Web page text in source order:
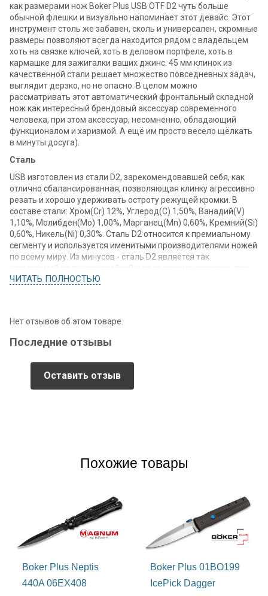
как размерами нож Boker Plus USB OTF D2 чуть больше
обычной флешки и визуально напоминает этот девайс. Этот
инструмент столь же забавен, сколь и универсален, скромные
размеры позволяют всегда находится рядом с владельцем
хоть на связке ключей, хоть в деловом портфеле, хоть в
кармашке для зажигалки ваших джинс. 45 мм клинок из
качественной стали решает множество повседневных задач,
выглядит дерзко, но не опасно. В целом можно
рассматривать этот автоматический фронтальный складной
нож как интересный брендовый аксессуар современного
человека, при этом аксессуар, несомненно, обладающий
функционалом и харизмой. А ещё им просто весело щёлкать
в минуты досуга).
Сталь
USB изготовлен из стали D2, зарекомендовавшей себя, как
отлично сбалансированная, позволяющая клинку агрессивно
резать и хорошо удерживать остроту режущей кромки. В
составе стали: Хром(Cr) 12%, Углерод(С) 1,50%, Ванадий(V)
1,10%, Молибден(Mo) 1,00%, Марганец(Mn) 0,60%, Кремний(Si)
0,60%, Никель(Ni) 0,30%. Сталь D2 относится к премиальному
сегменту и используется именитыми производителями ножей
по всему миру. Из минусов - сталь D2 является так
называемой полунержавейкой и подвержена коррозии, при
длительном воздействии агрессивной среды - поэтому клинку
Профиль клинка clip-point, присутствует небольшое
фальшлезвие, проколоть или рассечь что-нибудь это лезвие
может запросто. Спуски слабовогнутые и довольно высокие,
крохе довольно агрессивно резать различные материалы.
выполнена из алюминиевого сплава, что позволяет снизить
вес до, практически неощутимых, 33 г. Плоскости вполне
могут разместить на себе памятную гравировку, если вдруг
возникнет желание кастомизировать нож. Есть лаконичные
насечки добавляющие рукояти цепкости. На одной стороне
и за закрытие ножа, другая сторона плоская и без лишних
имеется довольно широкое темлячное отверстие в навершии.
ЧИТАТЬ ПОЛНОСТЬЮ
Нет отзывов об этом товаре.
Последние отзывы
Оставить отзыв
Похожие товары
Boker Plus Neptis
440A 06EX408
Boker Plus 01BO199
IcePick Dagger